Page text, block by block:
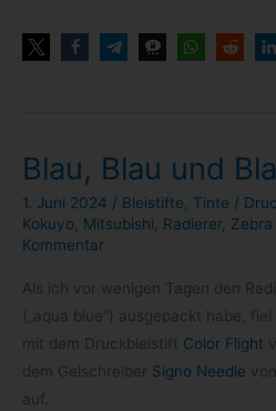
Blau, Blau und
1. Juni 2024 / Bleistifte, Tinte /
Kokuyo, Mitsubishi, Radierer, Zebra
Kommentar
Als ich vor weni­gen Tagen den
(„aqua blue“) aus­ge­packt habe,
mit dem Druck­blei­stift Color Flight
dem Gel­schrei­ber Signo Needle
auf.